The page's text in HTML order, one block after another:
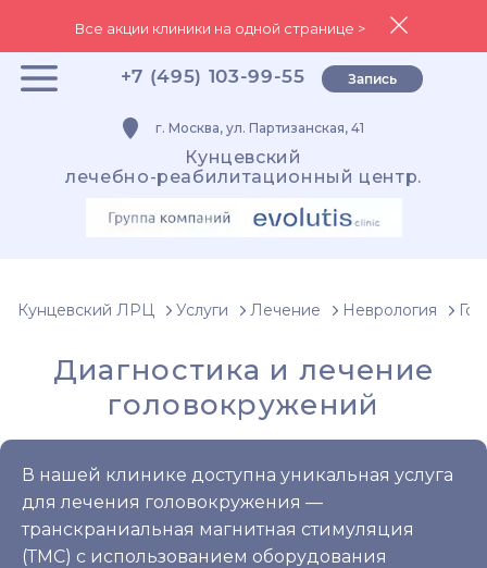
Все акции клиники на одной странице >
+7 (495) 103-99-55 Запись
г. Москва, ул. Партизанская, 41
Кунцевский
лечебно-реабилитационный центр.
Кунцевский ЛРЦ Услуги Лечение Неврология
Диагностика и лечение
головокружений
В нашей клинике доступна уникальная услуга
для лечения головокружения —
транскраниальная магнитная стимуляция
(ТМС) с использованием оборудования